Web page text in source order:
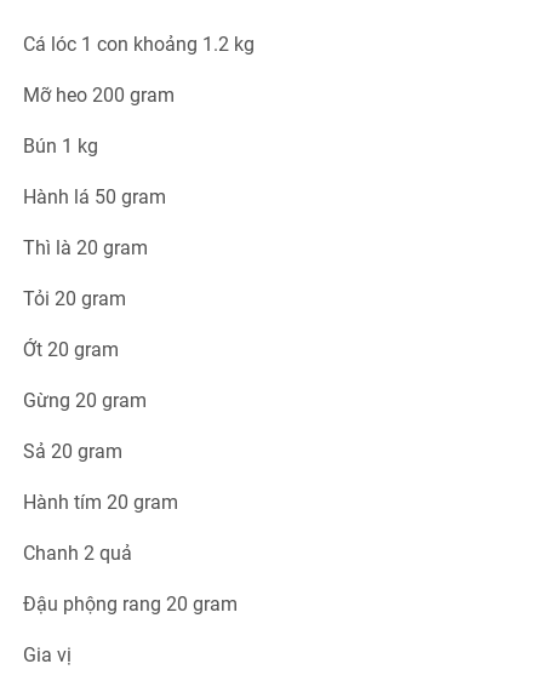
Cá lóc 1 con khoảng 1.2 kg
Mỡ heo 200 gram
Bún 1 kg
Hành lá 50 gram
Thì là 20 gram
Tỏi 20 gram
Ớt 20 gram
Gừng 20 gram
Sả 20 gram
Hành tím 20 gram
Chanh 2 quả
Đậu phộng rang 20 gram
Gia vị